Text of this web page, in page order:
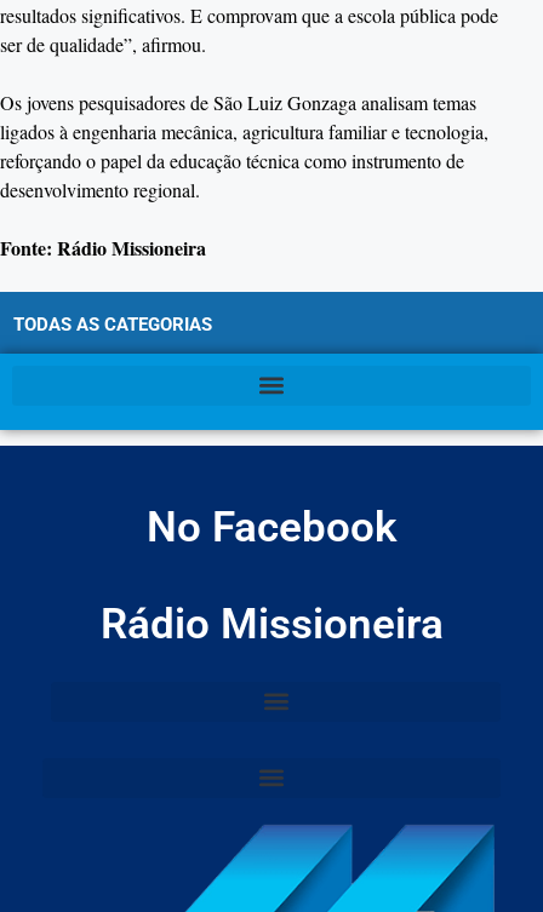
resultados significativos. E comprovam que a escola pública pode
ser de qualidade”, afirmou.
Os jovens pesquisadores de São Luiz Gonzaga analisam temas
ligados à engenharia mecânica, agricultura familiar e tecnologia,
reforçando o papel da educação técnica como instrumento de
desenvolvimento regional.
Fonte: Rádio Missioneira
TODAS AS CATEGORIAS
No Facebook
Rádio Missioneira